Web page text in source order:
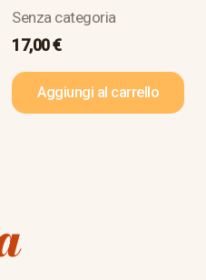
Senza categoria
17,00€
Aggiungi al carrello